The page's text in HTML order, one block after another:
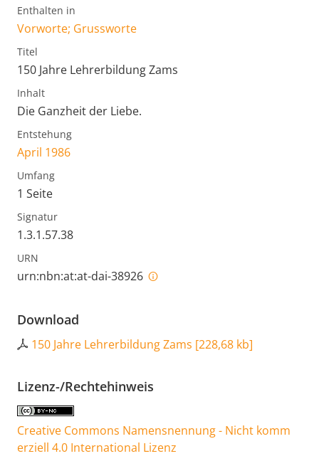
Enthalten in
Vorworte; Grussworte
Titel
150 Jahre Lehrerbildung Zams
Inhalt
Die Ganzheit der Liebe.
Entstehung
April 1986
Umfang
1 Seite
Signatur
1.3.1.57.38
URN
urn:nbn:at:at-dai-38926
Download
150 Jahre Lehrerbildung Zams [228,68 kb]
Lizenz-/Rechtehinweis
Creative Commons Namensnennung - Nicht komm
erziell 4.0 International Lizenz